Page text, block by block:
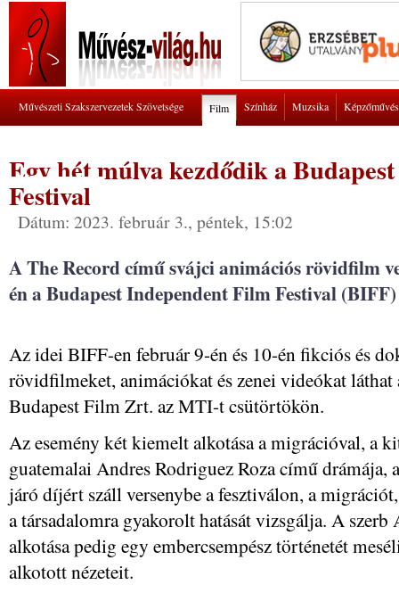
Művészeti Szakszervezetek Szövetsége Film Színház Muzsika
Egy hét múlva kezdődik a
Festival
Dátum: 2023. február 3., péntek, 15:02
A The Record című svájci animációs rövidfilm
én a Budapest Independent Film Festival
Az idei BIFF-en február 9-én és 10-én fikciós és
rövidfilmeket, animációkat és zenei videókat láthat
Budapest Film Zrt. az MTI-t csütörtökön.
Az esemény két kiemelt alkotása a migrációval, a
guatemalai Andres Rodriguez Roza című
járó díjért száll versenybe a fesztiválon, a
a társadalomra gyakorolt hatását vizsgálja. A
alkotása pedig egy embercsempész történetét
alkotott nézeteit.